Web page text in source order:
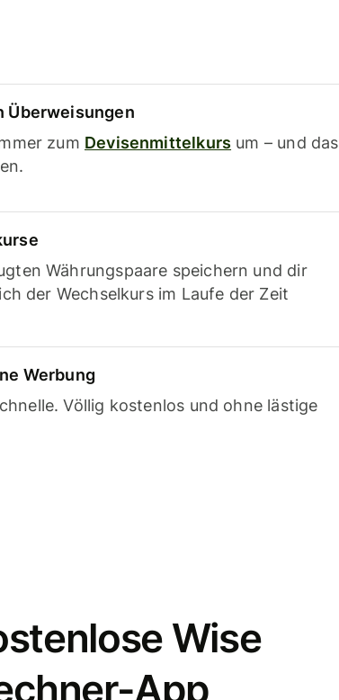
Überweisungen
zum Devisenmittelkurs um – und das
Währungspaare speichern und dir
der Wechselkurs im Laufe der Zeit
Werbung
Völlig kostenlos und ohne lästige
Wise
App